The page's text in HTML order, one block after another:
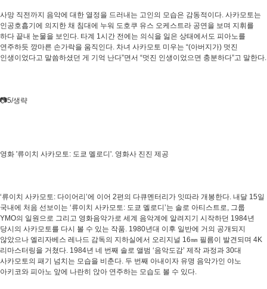
사망 직전까지 음악에 대한 열정을 드러내는 고인의 모습은 감동적이다. 사카모토는
인공호흡기에 의지한 채 침대에 누워 도호쿠 유스 오케스트라 공연을 보며 지휘를
하다 끝내 눈물을 보인다. 타계 1시간 전에는 의식을 잃은 상태에서도 피아노를
연주하듯 깡마른 손가락을 움직인다. 차녀 사카모토 미우는 “(아버지가) 멋진
인생이었다고 말씀하셨던 게 기억 난다”면서 “멋진 인생이었으면 충분하다”고 말한다.
📷5/생략
영화 '류이치 사카모토: 도쿄 멜로디'. 영화사 진진 제공
‘류이치 사카모토: 다이어리’에 이어 2편의 다큐멘터리가 잇따라 개봉한다. 내달 15일
국내에 처음 선보이는 ‘류이치 사카모토: 도쿄 멜로디’는 솔로 아티스트로, 그룹
YMO의 일원으로 그리고 영화음악가로 세계 음악계에 알려지기 시작하던 1984년
당시의 사카모토를 다시 볼 수 있는 작품. 1980년대 이후 일반에 거의 공개되지
않았으나 엘리자베스 레나드 감독의 지하실에서 오리지널 16㎜ 필름이 발견되며 4K
리마스터링을 거쳤다. 1984년 네 번째 솔로 앨범 ‘음악도감’ 제작 과정과 30대
사카모토의 패기 넘치는 모습을 비춘다. 두 번째 아내이자 유명 음악가인 야노
아키코와 피아노 앞에 나란히 앉아 연주하는 모습도 볼 수 있다.